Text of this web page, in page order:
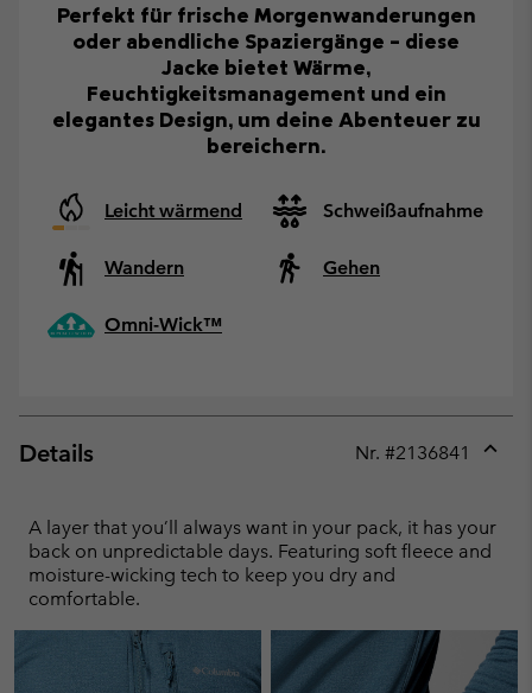
Perfekt für frische Morgenwanderungen
oder abendliche Spaziergänge – diese
Jacke bietet Wärme,
Feuchtigkeitsmanagement und ein
elegantes Design, um deine Abenteuer zu
bereichern.
Leicht wärmend Schweißaufnahme
Wandern Gehen
Omni-Wick™
Details Nr. #2136841
A layer that you’ll always want in your pack, it has your
back on unpredictable days. Featuring soft fleece and
moisture-wicking tech to keep you dry and
comfortable.